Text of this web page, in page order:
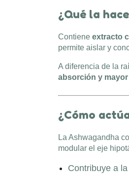
¿Qué la
Contiene extracto
permite aislar y
A diferencia de la
absorción y
¿Cómo
La Ashwagandha
modular el eje
Contribuye a